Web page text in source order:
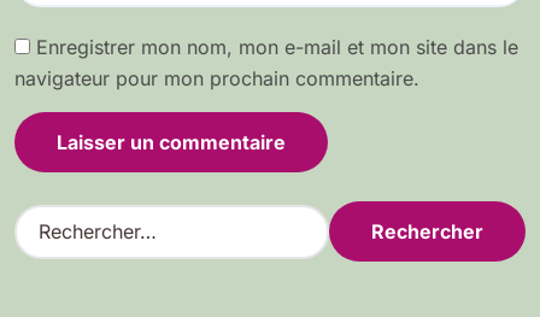
Enregistrer mon nom, mon e-mail et mon site dans le
navigateur pour mon prochain commentaire.
R
e